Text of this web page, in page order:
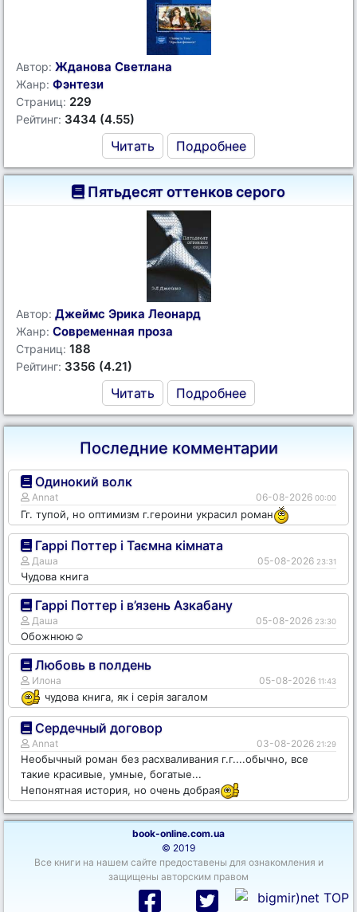
Автор: Жданова Светлана
Жанр: Фэнтези
Страниц: 229
Рейтинг: 3434 (4.55)
Читать Подробнее
Пятьдесят оттенков серого
Автор: Джеймс Эрика Леонард
Жанр: Современная проза
Страниц: 188
Рейтинг: 3356 (4.21)
Читать Подробнее
Последние комментарии
Одинокий волк
Annat 06-08-2026 00:00
Гг. тупой, но оптимизм г.героини украсил роман
Гаррі Поттер і Таємна кімната
Даша 05-08-2026 23:31
Чудова книга
Гаррі Поттер і в’язень Азкабану
Даша 05-08-2026 23:30
Обожнюю☺️
Любовь в полдень
Илона 05-08-2026 11:43
чудова книга, як і серія загалом
Сердечный договор
Annat 03-08-2026 21:29
Необычный роман без расхваливания г.г....обычно, все
такие красивые, умные, богатые...
Непонятная история, но очень добрая
book-online.com.ua
© 2019
Все книги на нашем сайте предоставены для ознакомления и
защищены авторским правом